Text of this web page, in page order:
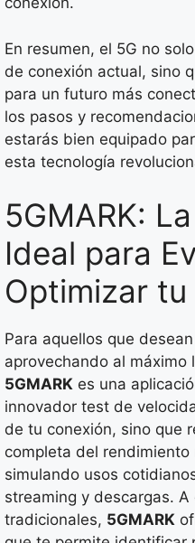
En resumen, el 5G no
de conexión actual, sino
para un futuro más
los pasos y
estarás bien equipado
esta tecnología
5GMARK:
Ideal para
Optimizar tu
Para aquellos que
aprovechando al máximo
5GMARK es una
innovador test de
de tu conexión, sino que
completa del
simulando usos
streaming y descargas.
tradicionales, 5GMARK